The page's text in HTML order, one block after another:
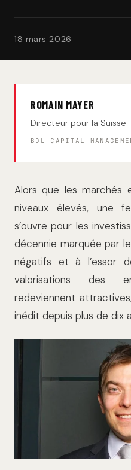
18 mars 2026
ROMAIN MAYER
Directeur pour la Suisse
BDL CAPITAL
Alors que les marchés
niveaux élevés, une
s’ouvre pour les
décennie marquée par
négatifs et à l’essor
valorisations des
redeviennent
inédit depuis plus de dix